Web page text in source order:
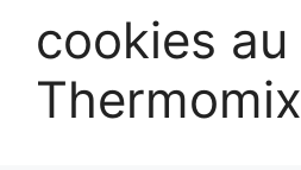
cookies au
Thermomix